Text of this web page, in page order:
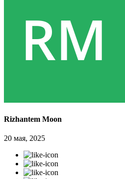
Rizhantem Moon
20 мая, 2025